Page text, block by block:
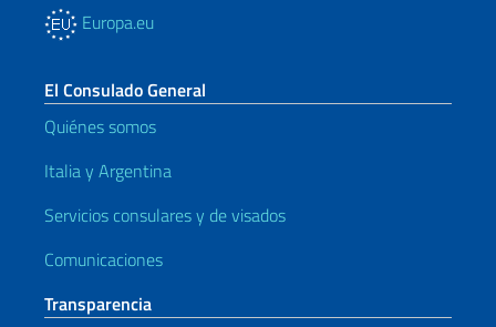
Europa.eu
El Consulado General
Quiénes somos
Italia y Argentina
Servicios consulares y de visados
Comunicaciones
Transparencia